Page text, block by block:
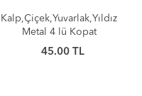
Kalp,Çiçek,Yuvarlak,Yıldız
Metal 4 lü Kopat
45.00 TL